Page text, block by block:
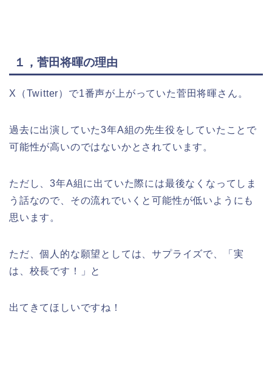
１，菅田将暉の理由
X（Twitter）で1番声が上がっていた菅田将暉さん。
過去に出演していた3年A組の先生役をしていたことで
可能性が高いのではないかとされています。
ただし、3年A組に出ていた際には最後なくなってしま
う話なので、その流れでいくと可能性が低いようにも
思います。
ただ、個人的な願望としては、サプライズで、「実
は、校長です！」と
出てきてほしいですね！